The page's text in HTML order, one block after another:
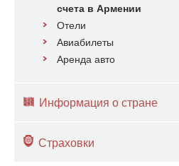
счета в Армении
Отели
Авиабилеты
Аренда авто
Информация о стране
Страховки